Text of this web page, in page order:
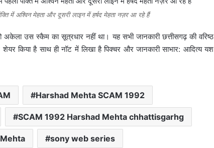
में अश्विन मेहता और दूसरी लाइन में हर्षद मेहता नज़र आ रहे हैं
अकेला उस स्कैम का सूत्रधार नहीं था। यह सभी जानकारी छत्तीसगढ़ की वरिष्ठ
किया है साथ ही नॉट में लिखा है पिक्चर और जानकारी साभार: आदित्य यश
Harshad Mehta SCAM 1992
SCAM 1992 Harshad Mehta chhattisgarhg
sony web series